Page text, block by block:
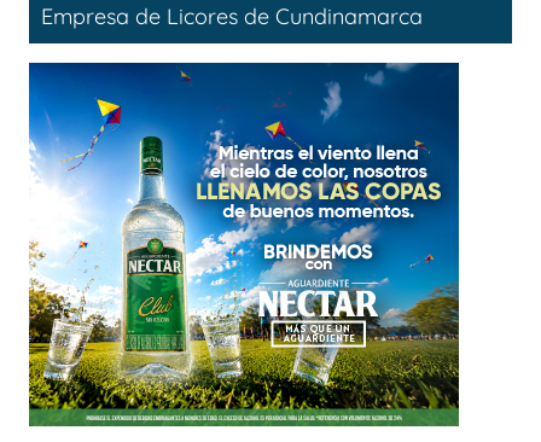
Empresa de Licores de Cundinamarca